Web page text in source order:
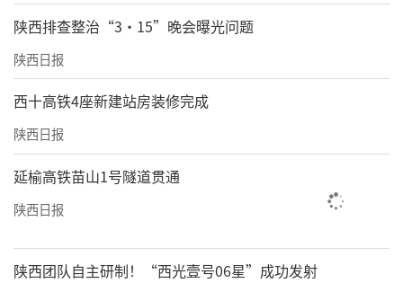
陕西排查整治“3·15”晚会曝光问题
陕西日报
西十高铁4座新建站房装修完成
陕西日报
延榆高铁苗山1号隧道贯通
陕西日报
陕西团队自主研制！“西光壹号06星”成功发射